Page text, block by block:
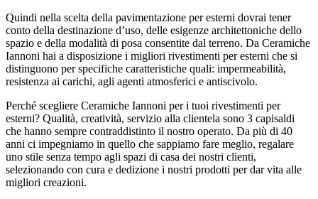
Quindi nella scelta della pavimentazione per esterni dovrai tener
conto della destinazione d’uso, delle esigenze architettoniche dello
spazio e della modalità di posa consentite dal terreno. Da Ceramiche
Iannoni hai a disposizione i migliori rivestimenti per esterni che si
distinguono per specifiche caratteristiche quali: impermeabilità,
resistenza ai carichi, agli agenti atmosferici e antiscivolo.
Perché scegliere Ceramiche Iannoni per i tuoi rivestimenti per
esterni? Qualità, creatività, servizio alla clientela sono 3 capisaldi
che hanno sempre contraddistinto il nostro operato. Da più di 40
anni ci impegniamo in quello che sappiamo fare meglio, regalare
uno stile senza tempo agli spazi di casa dei nostri clienti,
selezionando con cura e dedizione i nostri prodotti per dar vita alle
migliori creazioni.